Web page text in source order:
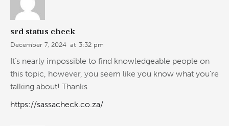
srd status check
December 7, 2024 at 3:32 pm
It’s nearly impossible to find knowledgeable people on
this topic, however, you seem like you know what you’re
talking about! Thanks
https://sassacheck.co.za/